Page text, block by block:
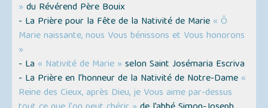
» du Révérend Père Bouix
- La Prière pour la Fête de la Nativité de Marie « Ô
Marie naissante, nous Vous bénissons et Vous honorons
»
- La « Nativité de Marie » selon Saint Josémaria Escriva
- La Prière en l’honneur de la Nativité de Notre-Dame «
Reine des Cieux, après Dieu, je Vous aime par-dessus